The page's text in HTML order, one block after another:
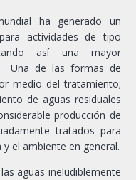
ha generado un
actividades de tipo
así una mayor
Una de las formas de
medio del tratamiento;
de aguas residuales
producción de
tratados para
el ambiente en general.
aguas ineludiblemente